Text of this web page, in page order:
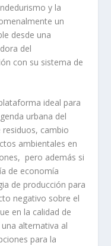
y la
un
desde una
del
con su sistema de
ideal para
urbana del
residuos, cambio
ambientales en
pero además si
de economía
de producción para
negativo sobre el
en la calidad de
alternativa al
para la